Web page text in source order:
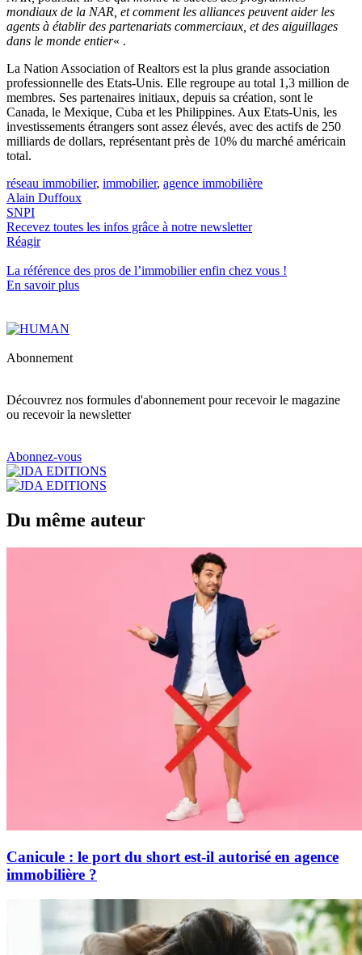
mondiaux de la NAR, et comment les alliances peuvent aider les
agents à établir des partenariats commerciaux, et des aiguillages
dans le monde entier« .
La Nation Association of Realtors est la plus grande association
professionnelle des Etats-Unis. Elle regroupe au total 1,3 million de
membres. Ses partenaires initiaux, depuis sa création, sont le
Canada, le Mexique, Cuba et les Philippines. Aux Etats-Unis, les
investissements étrangers sont assez élevés, avec des actifs de 250
milliards de dollars, représentant près de 10% du marché américain
total.
réseau immobilier, immobilier, agence immobilière
Alain Duffoux
SNPI
Recevez toutes les infos grâce à notre newsletter
Réagir
La référence des pros de l’immobilierenfin chez vous !
En savoir plus
Abonnement
Découvrez nos formules d'abonnement pour recevoir le magazine
ou recevoir la newsletter
Abonnez-vous
Du même auteur
Canicule : le port du short est-il autorisé en agence
immobilière ?